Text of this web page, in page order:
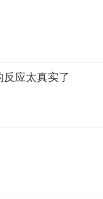
应太真实了